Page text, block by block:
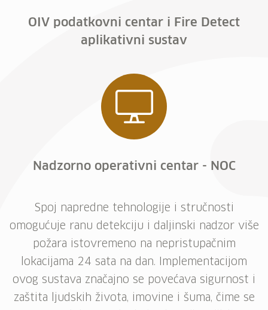
OIV podatkovni centar i Fire Detect
aplikativni sustav
Nadzorno operativni centar - NOC
Spoj napredne tehnologije i stručnosti
omogućuje ranu detekciju i daljinski nadzor više
požara istovremeno na nepristupačnim
lokacijama 24 sata na dan. Implementacijom
ovog sustava značajno se povećava sigurnost i
zaštita ljudskih života, imovine i šuma, čime se